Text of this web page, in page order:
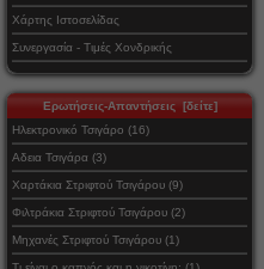
Χάρτης Ιστοσελίδας
Συνεργασία - Τιμές Χονδρικής
Ερωτήσεις-Απαντήσεις [δείτε]
Ηλεκτρονικό Τσιγάρο (16)
Αδεια Τσιγάρα (3)
Χαρτάκια Στριφτού Τσιγάρου (9)
Φιλτράκια Στριφτού Τσιγάρου (2)
Μηχανές Στριφτού Τσιγάρου (1)